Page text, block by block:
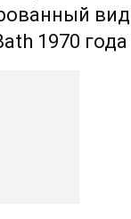
1970 года